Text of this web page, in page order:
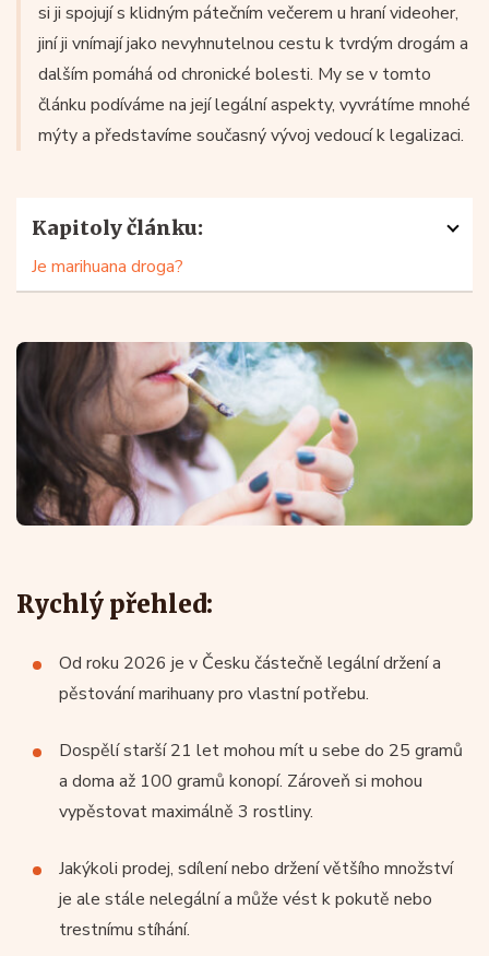
si ji spojují s klidným pátečním večerem u hraní videoher,
jiní ji vnímají jako nevyhnutelnou cestu k tvrdým drogám a
dalším pomáhá od chronické bolesti. My se v tomto
článku podíváme na její legální aspekty, vyvrátíme mnohé
mýty a představíme současný vývoj vedoucí k legalizaci.
Kapitoly článku:
Je marihuana droga?
Rychlý přehled:
Od roku 2026 je v Česku částečně legální držení a
pěstování marihuany pro vlastní potřebu.
Dospělí starší 21 let mohou mít u sebe do 25 gramů
a doma až 100 gramů konopí. Zároveň si mohou
vypěstovat maximálně 3 rostliny.
Jakýkoli prodej, sdílení nebo držení většího množství
je ale stále nelegální a může vést k pokutě nebo
trestnímu stíhání.